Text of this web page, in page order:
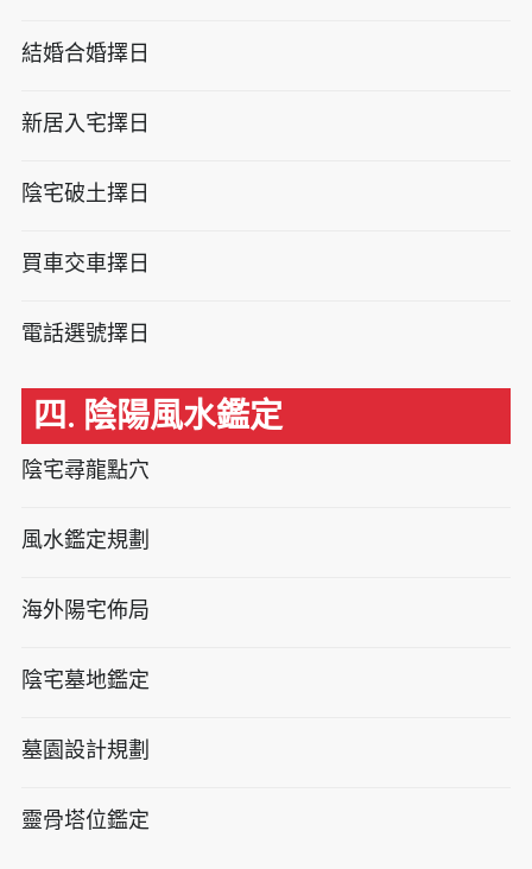
結婚合婚擇日
新居入宅擇日
陰宅破土擇日
買車交車擇日
電話選號擇日
四. 陰陽風水鑑定
陰宅尋龍點穴
風水鑑定規劃
海外陽宅佈局
陰宅墓地鑑定
墓園設計規劃
靈骨塔位鑑定